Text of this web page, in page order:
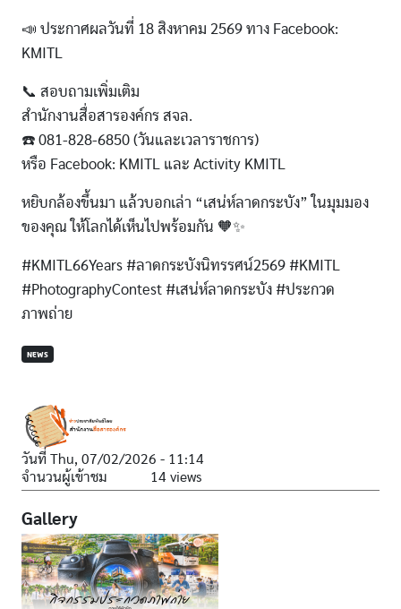
📣 ประกาศผลวันที่ 18 สิงหาคม 2569 ทาง Facebook:
KMITL
📞 สอบถามเพิ่มเติม
สำนักงานสื่อสารองค์กร สจล.
☎️ 081-828-6850 (วันและเวลาราชการ)
หรือ Facebook: KMITL และ Activity KMITL
หยิบกล้องขึ้นมา แล้วบอกเล่า “เสน่ห์ลาดกระบัง” ในมุมมอง
ของคุณ ให้โลกได้เห็นไปพร้อมกัน 🧡✨
#KMITL66Years #ลาดกระบังนิทรรศน์2569 #KMITL
#PhotographyContest #เสน่ห์ลาดกระบัง #ประกวด
ภาพถ่าย
NEWS
วันที่ Thu, 07/02/2026 - 11:14
จำนวนผู้เข้าชม
14 views
Gallery